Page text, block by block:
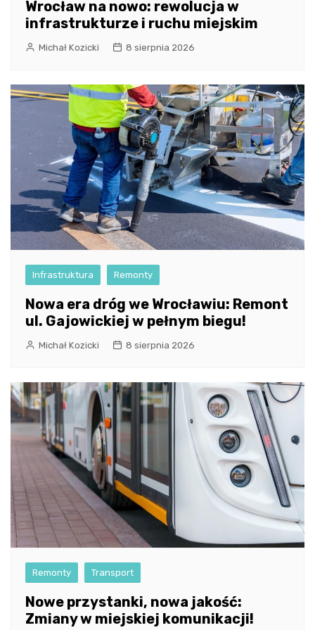
Wrocław na nowo: rewolucja w
infrastrukturze i ruchu miejskim
Michał Kozicki 8 sierpnia 2026
Infrastruktura Remonty
Nowa era dróg we Wrocławiu: Remont
ul. Gajowickiej w pełnym biegu!
Michał Kozicki 8 sierpnia 2026
Remonty Transport
Nowe przystanki, nowa jakość:
Zmiany w miejskiej komunikacji!